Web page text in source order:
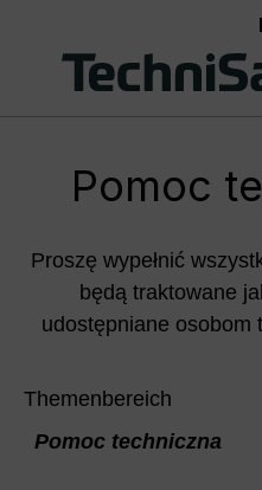
Przejdź do głównej
Pomoc
Proszę wypełnić
będą traktowane
udostępniane osobom
Themenbereich
Pomoc techniczna